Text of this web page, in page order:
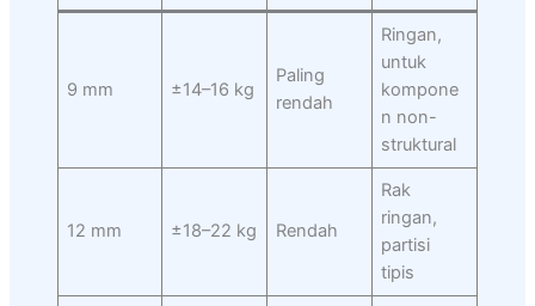
9 mm ±14–16 kg
Paling
rendah
Ringan,
untuk
kompone
n non-
struktural
12 mm ±18–22 kg Rendah
Rak
ringan,
partisi
tipis